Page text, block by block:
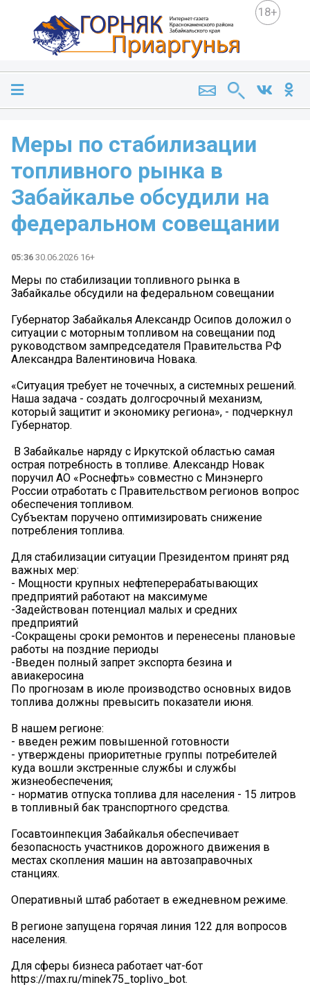
18+
Меры по стабилизации
топливного рынка в
Забайкалье обсудили на
федеральном совещании
05:36 30.06.2026 16+
Меры по стабилизации топливного рынка в
Забайкалье обсудили на федеральном совещании
Губернатор Забайкалья Александр Осипов доложил о
ситуации с моторным топливом на совещании под
руководством зампредседателя Правительства РФ
Александра Валентиновича Новака.
«Ситуация требует не точечных, а системных решений.
Наша задача - создать долгосрочный механизм,
который защитит и экономику региона», - подчеркнул
Губернатор.
В Забайкалье наряду с Иркутской областью самая
острая потребность в топливе. Александр Новак
поручил АО «Роснефть» совместно с Минэнерго
России отработать с Правительством регионов вопрос
обеспечения топливом.
Субъектам поручено оптимизировать снижение
потребления топлива.
Для стабилизации ситуации Президентом принят ряд
важных мер:
- Мощности крупных нефтеперерабатывающих
предприятий работают на максимуме
-Задействован потенциал малых и средних
предприятий
-Сокращены сроки ремонтов и перенесены плановые
работы на поздние периоды
-Введен полный запрет экспорта безина и
авиакеросина
По прогнозам в июле производство основных видов
топлива должны превысить показатели июня.
В нашем регионе:
- введен режим повышенной готовности
- утверждены приоритетные группы потребителей
куда вошли экстренные службы и службы
жизнеобеспечения;
- норматив отпуска топлива для населения - 15 литров
в топливный бак транспортного средства.
Госавтоинпекция Забайкалья обеспечивает
безопасность участников дорожного движения в
местах скопления машин на автозаправочных
станциях.
Оперативный штаб работает в ежедневном режиме.
️В регионе запущена горячая линия 122 для вопросов
населения.
Для сферы бизнеса работает чат-бот
https://max.ru/minek75_toplivo_bot.